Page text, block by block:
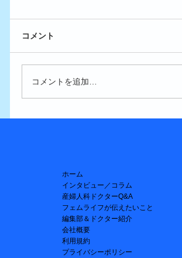
コメント
コメントを追加…
ホーム
インタビュー／コラム
産婦人科ドクターQ&A
フェムライフが伝えたいこと
編集部＆ドクター紹介
会社概要
利用規約
プライバシーポリシー